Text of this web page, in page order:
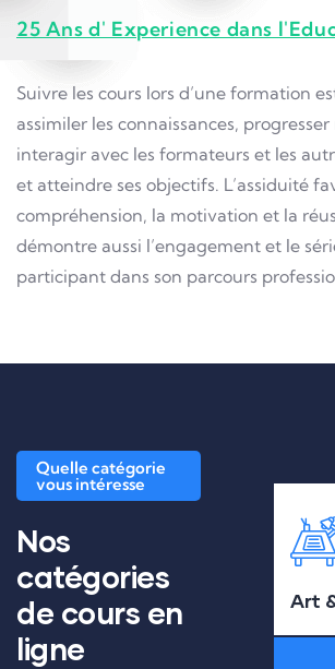
25 Ans d' Experience dans
Suivre les cours lors d’une formation
assimiler les connaissances,
interagir avec les formateurs et les
et atteindre ses objectifs. L’assiduité
compréhension, la motivation et la
démontre aussi l’engagement et le
participant dans son parcours
Quelle catégorie
vous intéresse
Nos
catégories
de cours en
ligne
Art